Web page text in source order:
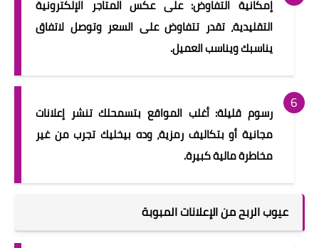
إمكانية التفاوض: على عكس المتاجر الإلكترونية
التقليدية، تقدر تتفاوض على السعر وتوصل لاتفاق
يناسبك ويناسب العميل.
رسوم قليلة: أغلب المواقع بتسمحلك تنشر إعلانات
مجانية أو بتكاليف رمزية، وده بيخليك تجرب من غير
مخاطرة مالية كبيرة.
عيوب الربح من الإعلانات المبوبة